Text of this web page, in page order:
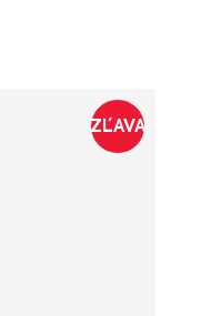
ZĽAVA